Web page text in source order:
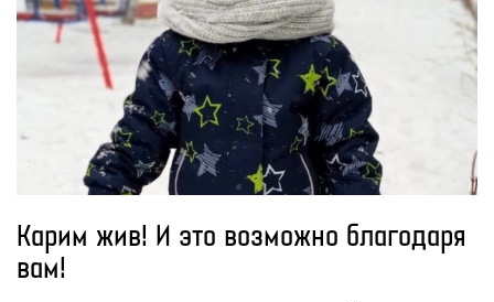
Карим жив! И это возможно благодаря
вам!